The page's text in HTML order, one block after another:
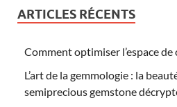
ARTICLES RÉCENTS
Comment optimiser l’espace
L’art de la gemmologie : la
semiprecious gemstone